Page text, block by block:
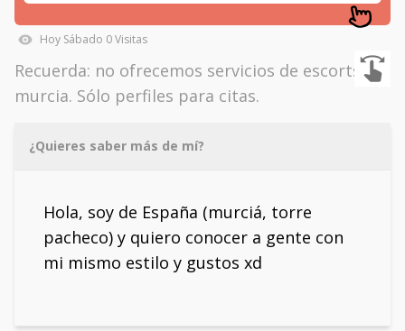
Hoy Sábado 0Visitas
Recuerda: no ofrecemos servicios de escorts en
murcia. Sólo perfiles para citas.
¿Quieres saber más de mí?
Hola, soy de España (murciá, torre
pacheco) y quiero conocer a gente con
mi mismo estilo y gustos xd